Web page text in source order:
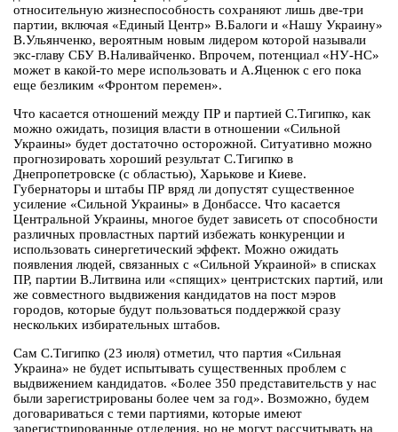
относительную жизнеспособность сохраняют лишь две-три
партии, включая «Единый Центр» В.Балоги и «Нашу Украину»
В.Ульянченко, вероятным новым лидером которой называли
экс-главу СБУ В.Наливайченко. Впрочем, потенциал «НУ-НС»
может в какой-то мере использовать и А.Яценюк с его пока
еще безликим «Фронтом перемен».
Что касается отношений между ПР и партией С.Тигипко, как
можно ожидать, позиция власти в отношении «Сильной
Украины» будет достаточно осторожной. Ситуативно можно
прогнозировать хороший результат С.Тигипко в
Днепропетровске (с областью), Харькове и Киеве.
Губернаторы и штабы ПР вряд ли допустят существенное
усиление «Сильной Украины» в Донбассе. Что касается
Центральной Украины, многое будет зависеть от способности
различных провластных партий избежать конкуренции и
использовать синергетический эффект. Можно ожидать
появления людей, связанных с «Сильной Украиной» в списках
ПР, партии В.Литвина или «спящих» центристских партий, или
же совместного выдвижения кандидатов на пост мэров
городов, которые будут пользоваться поддержкой сразу
нескольких избирательных штабов.
Сам С.Тигипко (23 июля) отметил, что партия «Сильная
Украина» не будет испытывать существенных проблем с
выдвижением кандидатов. «Более 350 представительств у нас
были зарегистрированы более чем за год». Возможно, будем
договариваться с теми партиями, которые имеют
зарегистрированные отделения, но не могут рассчитывать на